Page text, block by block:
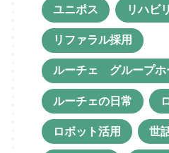
グレー児
コミュニケ
コロナ禍
システム化
ソーシャル
ユニポス リハビ
リファラル採用
ルーチェ グループホ
ルーチェの日常
ロボット活用 世